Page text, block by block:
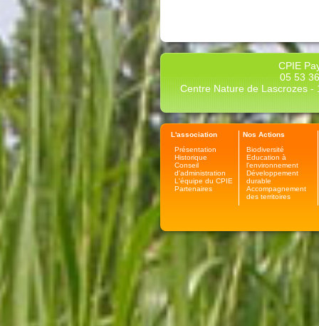
CPIE
05 53
Centre Nature de Lascrozes -
L'association
Présentation
Historique
Conseil
d'administration
L'équipe du CPIE
Partenaires
Nos Actions
Biodiversité
Education à
l'environnement
Développement
durable
Accompagnement
des territoires